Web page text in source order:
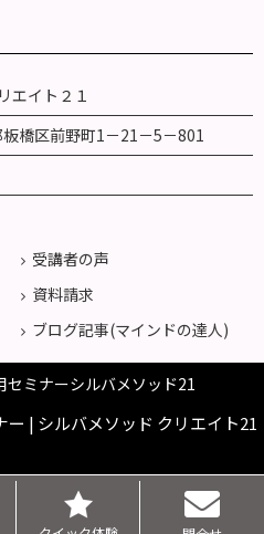
エイト２１
橋区前野町1－21－5－801
受講者の声
資料請求
ブログ記事(マインドの達人)
セミナーシルバメソッド21
| シルバメソッド クリエイト21